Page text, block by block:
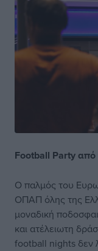
Football Party
Ο παλμός του
ΟΠΑΠ όλης της
μοναδική
και ατέλειωτη
football nights δεν